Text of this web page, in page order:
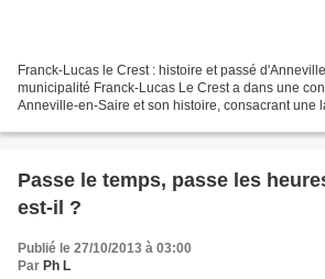
Franck-Lucas le Crest : histoire et passé
municipalité Franck-Lucas Le Crest a dans une
Anneville-en-Saire et son histoire, consacrant une
Passe le temps, passe les
est-il ?
Publié le 27/10/2013 à 03:00
Par Ph L